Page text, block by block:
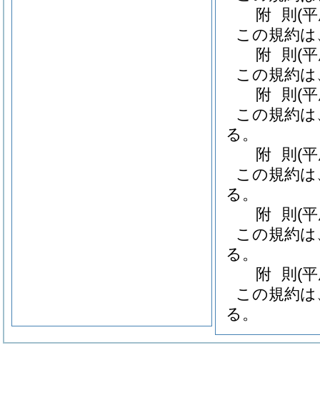
附 則 (
この規約
附 則 (
この規約
附 則 (
この規約
る。
附 則 (
この規約
る。
附 則 (
この規約
る。
附 則 (
この規約
る。